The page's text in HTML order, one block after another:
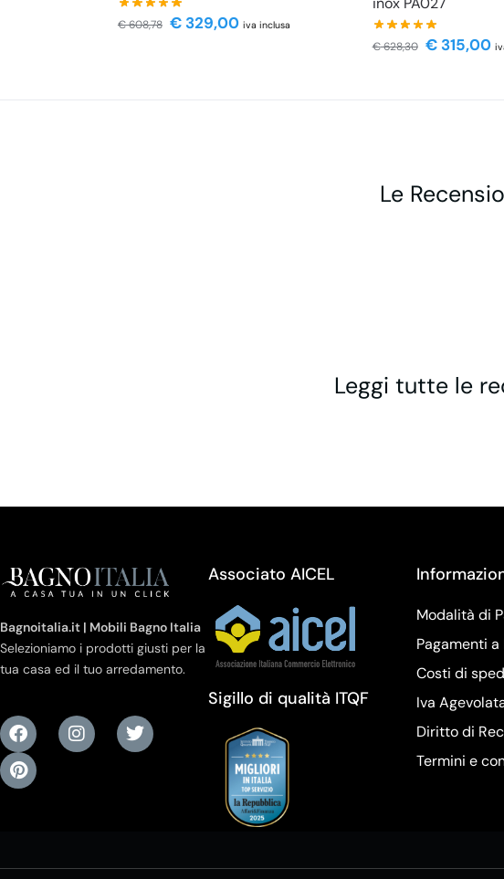
€608,78 €329,00 iva inclusa
€628,30 €315,00
Le
Leggi tutte le
Bagnoitalia.it | Mobili Bagno Italia
Selezioniamo i prodotti giusti per la
tua casa ed il tuo arredamento.
Associato AICEL
Sigillo di qualità ITQF
Modalità di
Pagamenti a
Costi di
Iva
Diritto di
Termini e